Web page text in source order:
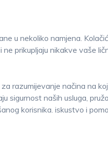
u nekoliko namjena.
prikupljaju nikakve vaše
razumijevanje načina na
sigurnost naših usluga,
korisnika. iskustvo i